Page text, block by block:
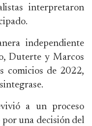
interpretaron
independiente
Duterte y Marcos
comicios de 2022,
a un proceso
una decisión del